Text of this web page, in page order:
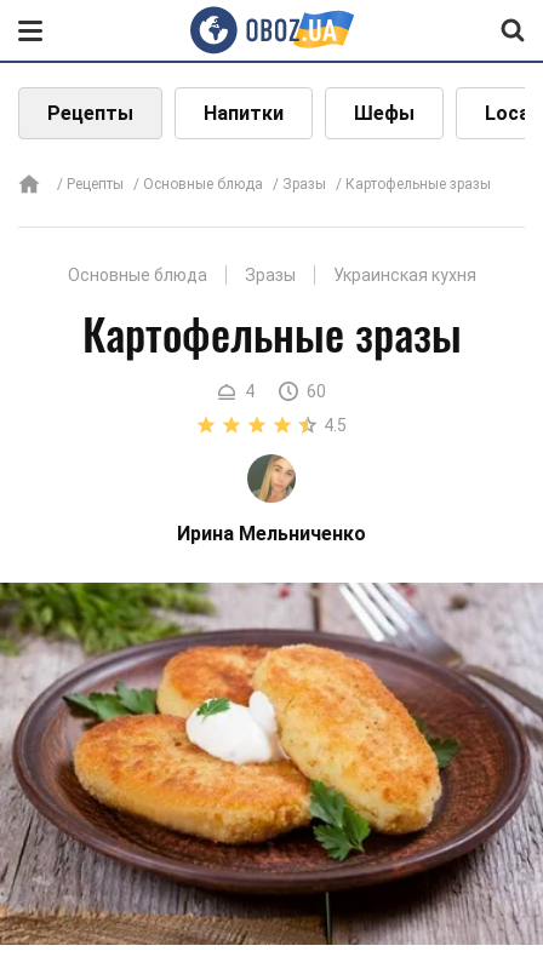
Рецепты Напитки Шефы Local
Рецепты Основные блюда Зразы Картофельные зразы
Основные блюда Зразы Украинская кухня
Картофельные зразы
4
60
4.5
Ирина Мельниченко